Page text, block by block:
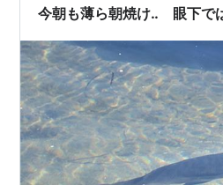
今朝も薄ら朝焼け‥ 眼下で